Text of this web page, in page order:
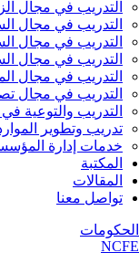
التدريب في مجال
التدريب في مجال
التدريب في مجال
التدريب في مجال
التدريب في مجال
التدريب في مجال
التدريب والتوعية
تدريب وتطوير
خدمات إدارة
المكتبة
المقالات
تواصل معنا
الحكومات
NCFE